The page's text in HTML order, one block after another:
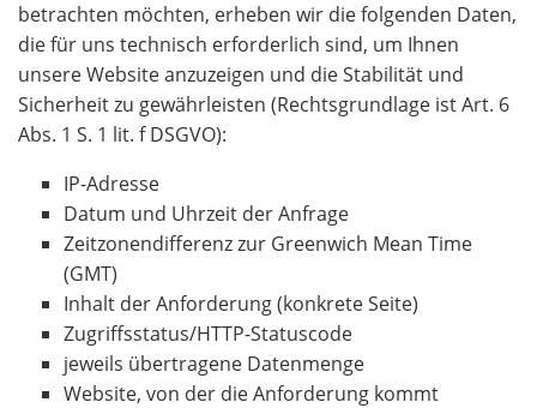
betrachten möchten, erheben wir die folgenden Daten,
die für uns technisch erforderlich sind, um Ihnen
unsere Website anzuzeigen und die Stabilität und
Sicherheit zu gewährleisten (Rechtsgrundlage ist Art. 6
Abs. 1 S. 1 lit. f DSGVO):
IP-Adresse
Datum und Uhrzeit der Anfrage
Zeitzonendifferenz zur Greenwich Mean Time
(GMT)
Inhalt der Anforderung (konkrete Seite)
Zugriffsstatus/HTTP-Statuscode
jeweils übertragene Datenmenge
Website, von der die Anforderung kommt